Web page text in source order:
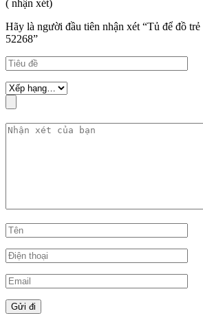
( nhận xét)
Hãy là người đầu tiên nhận xét “Tủ để đồ
52268”